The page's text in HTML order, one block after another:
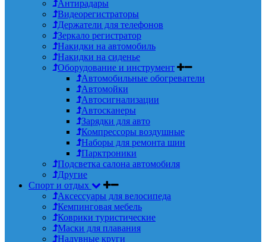
Антирадары
Видеорегистраторы
Держатели для телефонов
Зеркало регистратор
Накидки на автомобиль
Накидки на сиденье
Оборудование и инструмент
Автомобильные обогреватели
Автомойки
Автосигнализации
Автосканеры
Зарядки для авто
Компрессоры воздушные
Наборы для ремонта шин
Парктроники
Подсветка салона автомобиля
Другие
Спорт и отдых
Аксессуары для велосипеда
Кемпинговая мебель
Коврики туристические
Маски для плавания
Надувные круги